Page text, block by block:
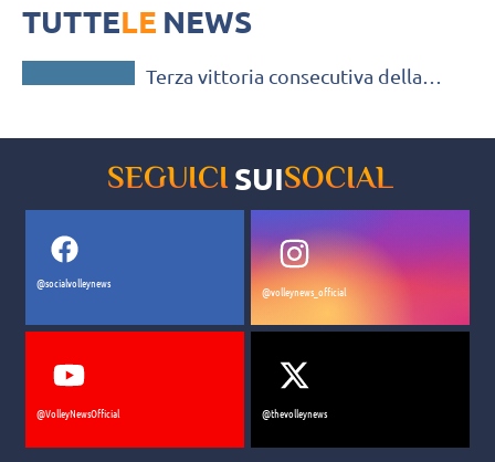
TUTTELE NEWS
SERIE B / C / D
Terza vittoria consecutiva della
SEGUICI SUISOCIAL
@socialvolleynews
@volleynews_official
@VolleyNewsOfficial @thevolleynews